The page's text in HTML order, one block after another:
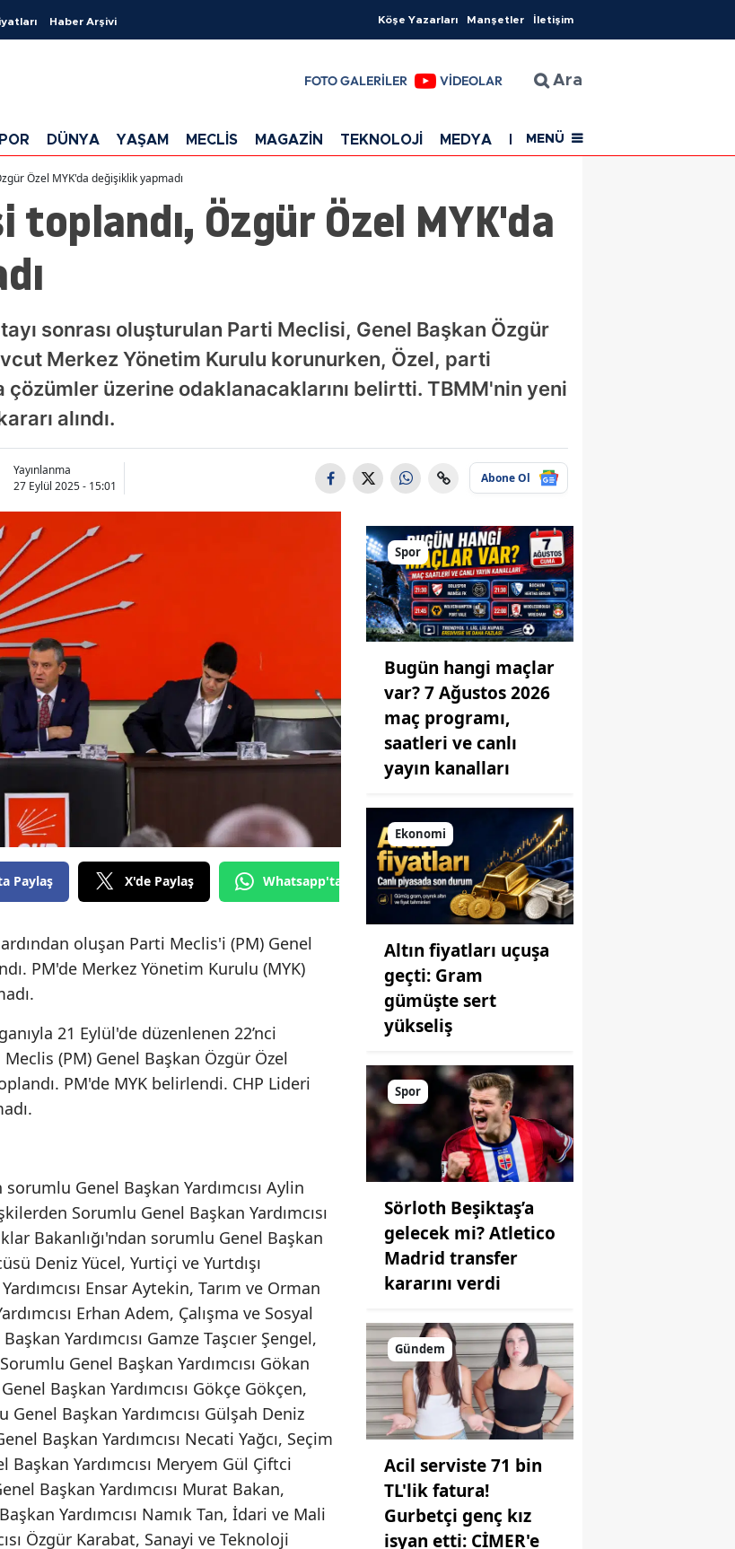
Haber Arşivi Köşe Yazarları Manşetler İletişim
FOTO GALERİLER VİDEOLAR Ara
DÜNYA YAŞAM MECLİS MAGAZİN TEKNOLOJİ MEDYA EĞİTİM SAĞLIK
MENÜ
Özel MYK'da değişiklik yapmadı
toplandı, Özgür Özel MYK'da
sonrası oluşturulan Parti Meclisi, Genel Başkan Özgür
Merkez Yönetim Kurulu korunurken, Özel, parti
üzerine odaklanacaklarını belirtti. TBMM'nin yeni
alındı.
Yayınlanma
27 Eylül 2025 - 15:01
Abone Ol
Paylaş X'de Paylaş Whatsapp'tan Gönder
oluşan Parti Meclis'i (PM) Genel
PM'de Merkez Yönetim Kurulu (MYK)
21 Eylül'de düzenlenen 22’nci
(PM) Genel Başkan Özgür Özel
PM'de MYK belirlendi. CHP Lideri
Genel Başkan Yardımcısı Aylin
Sorumlu Genel Başkan Yardımcısı
Bakanlığı'ndan sorumlu Genel Başkan
Deniz Yücel, Yurtiçi ve Yurtdışı
Ensar Aytekin, Tarım ve Orman
Erhan Adem, Çalışma ve Sosyal
Yardımcısı Gamze Taşcıer Şengel,
Genel Başkan Yardımcısı Gökan
Başkan Yardımcısı Gökçe Gökçen,
Başkan Yardımcısı Gülşah Deniz
Başkan Yardımcısı Necati Yağcı, Seçim
Yardımcısı Meryem Gül Çiftci
Başkan Yardımcısı Murat Bakan,
Yardımcısı Namık Tan, İdari ve Mali
Özgür Karabat, Sanayi ve Teknoloji
Spor
Bugün hangi maçlar
var? 7 Ağustos 2026
maç programı,
saatleri ve canlı
yayın kanalları
Ekonomi
Altın fiyatları uçuşa
geçti: Gram
gümüşte sert
yükseliş
Spor
Sörloth Beşiktaş’a
gelecek mi? Atletico
Madrid transfer
kararını verdi
Gündem
Acil serviste 71 bin
TL'lik fatura!
Gurbetçi genç kız
isyan etti: CİMER'e